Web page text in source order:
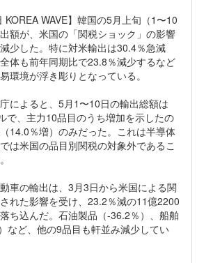
KOREA WAVE】韓国の5月上旬（1〜10
額が、米国の「関税ショック」の影響
少した。特に対米輸出は30.4％急減
体も前年同期比で23.8％減少するなど
環境が浮き彫りとなっている。
によると、5月1〜10日の輸出総額は
で、主力10品目のうち増加を示したの
14.0％増）のみだった。これは半導体
は米国の品目別関税の対象外であるこ
車の輸出は、3月3日から米国による関
れた影響を受け、23.2％減の11億2200
ち込んだ。石油製品（-36.2％）、船舶
など、他の9品目も軒並み減少してい